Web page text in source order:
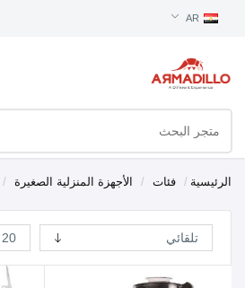
AR
الرئيسية / فئات / الأجهزة المنزلية الصغيرة /